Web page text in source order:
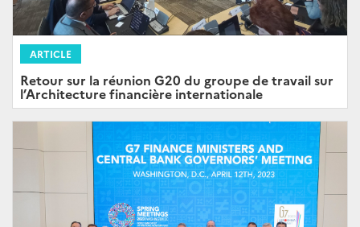
ARTICLE
Retour sur la réunion G20 du groupe de travail sur
l’Architecture financière internationale